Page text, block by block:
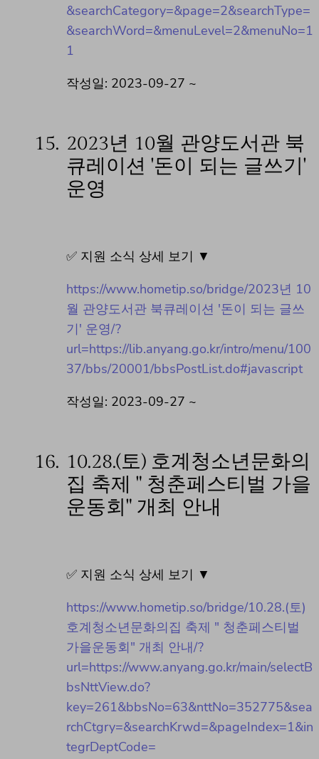
&searchCategory=&page=2&searchType=
&searchWord=&menuLevel=2&menuNo=1
1
작성일: 2023-09-27 ~
15. 2023년 10월 관양도서관 북
큐레이션 '돈이 되는 글쓰기'
운영
✅ 지원 소식 상세 보기 ▼
https://www.hometip.so/bridge/2023년 10
월 관양도서관 북큐레이션 '돈이 되는 글쓰
기' 운영/?
url=https://lib.anyang.go.kr/intro/menu/100
37/bbs/20001/bbsPostList.do#javascript
작성일: 2023-09-27 ~
16. 10.28.(토) 호계청소년문화의
집 축제 " 청춘페스티벌 가을
운동회" 개최 안내
✅ 지원 소식 상세 보기 ▼
https://www.hometip.so/bridge/10.28.(토)
호계청소년문화의집 축제 " 청춘페스티벌
가을운동회" 개최 안내/?
url=https://www.anyang.go.kr/main/selectB
bsNttView.do?
key=261&bbsNo=63&nttNo=352775&sea
rchCtgry=&searchKrwd=&pageIndex=1&in
tegrDeptCode=